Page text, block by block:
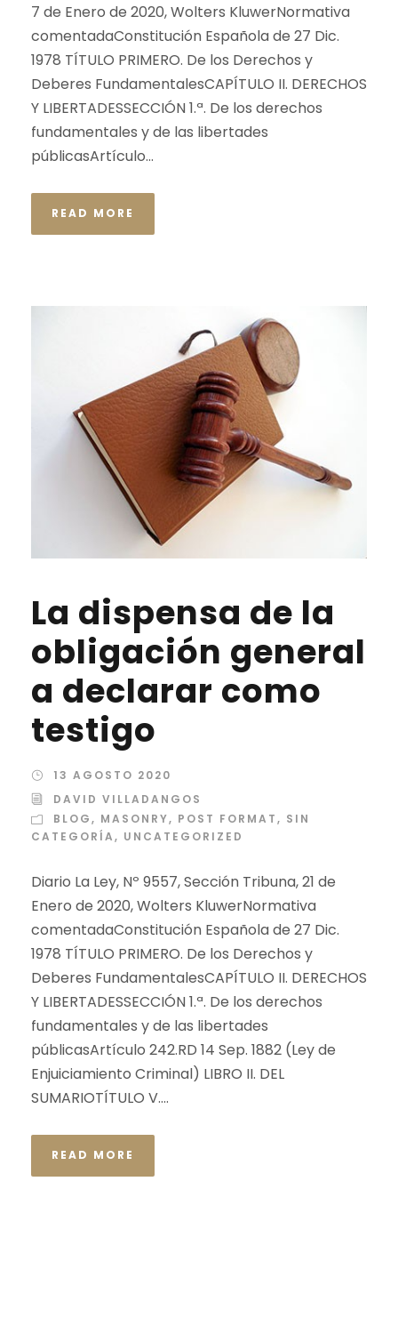
7 de Enero de 2020, Wolters KluwerNormativa
comentadaConstitución Española de 27 Dic.
1978 TÍTULO PRIMERO. De los Derechos y
Deberes FundamentalesCAPÍTULO II. DERECHOS
Y LIBERTADESSECCIÓN 1.ª. De los derechos
fundamentales y de las libertades
públicasArtículo...
READ MORE
La dispensa de la
obligación general
a declarar como
testigo
13 AGOSTO 2020
DAVID VILLADANGOS
BLOG, MASONRY, POST FORMAT, SIN
CATEGORÍA, UNCATEGORIZED
Diario La Ley, Nº 9557, Sección Tribuna, 21 de
Enero de 2020, Wolters KluwerNormativa
comentadaConstitución Española de 27 Dic.
1978 TÍTULO PRIMERO. De los Derechos y
Deberes FundamentalesCAPÍTULO II. DERECHOS
Y LIBERTADESSECCIÓN 1.ª. De los derechos
fundamentales y de las libertades
públicasArtículo 242.RD 14 Sep. 1882 (Ley de
Enjuiciamiento Criminal) LIBRO II. DEL
SUMARIOTÍTULO V....
READ MORE